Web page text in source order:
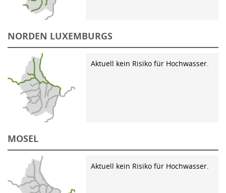
NORDEN LUXEMBURGS
Aktuell kein Risiko für Hochwasser.
MOSEL
Aktuell kein Risiko für Hochwasser.